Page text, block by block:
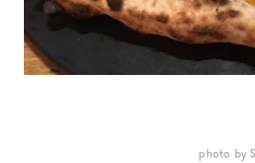
photo by